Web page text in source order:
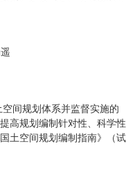
间规划体系并监督实施的
高规划编制针对性、科学性
土空间规划编制指南》（试